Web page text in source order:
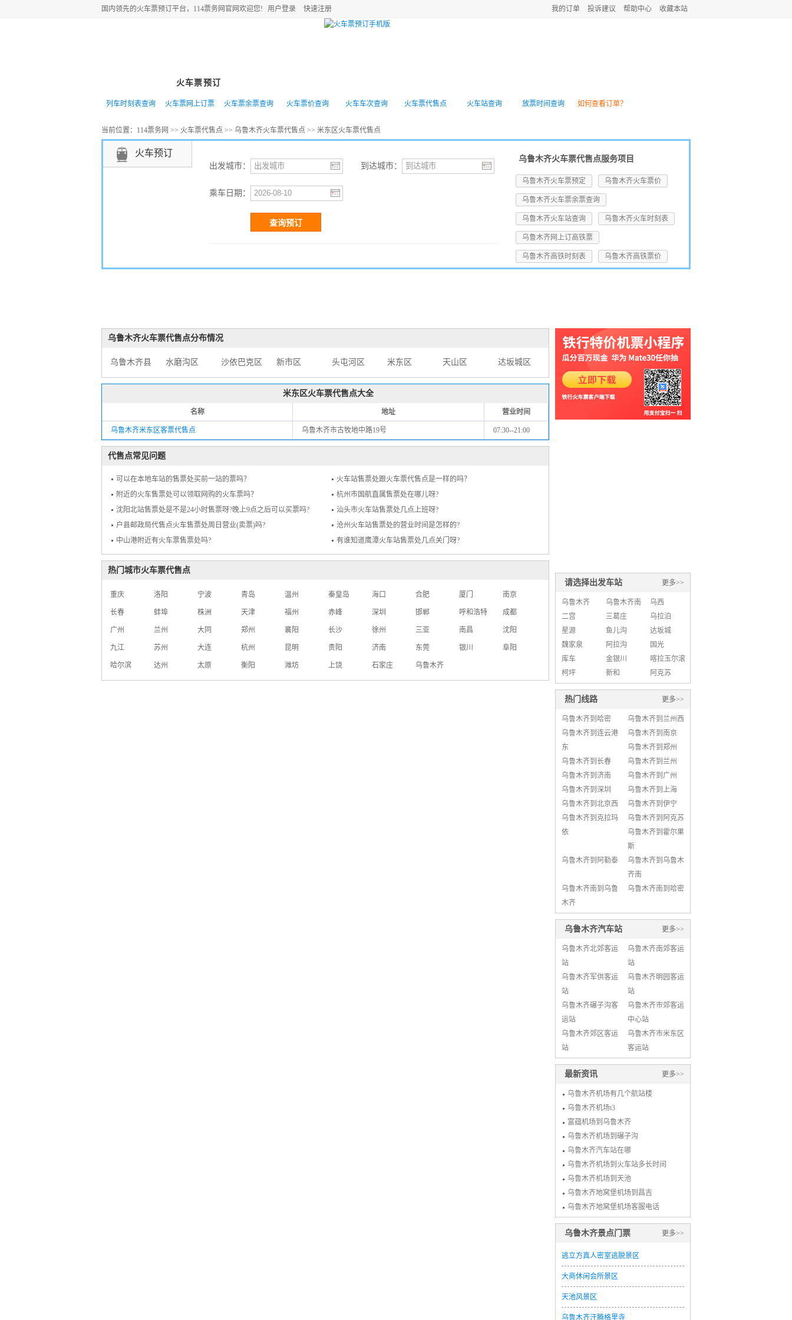
国内领先的火车票预订平台，114票务网官网欢迎您! 用户登录 快速注册 我的订单 投诉建议 帮助中心 收藏本站
火车票预订
列车时刻表查询 火车票网上订票 火车票余票查询 火车票价查询 火车车次查询 火车票代售点 火车站查询 放票时间查询 如何查看订单？
当前位置： 114票务网 >> 火车票代售点 >> 乌鲁木齐火车票代售点 >> 米东区火车票代售点
火车预订
出发城市： 到达城市：
乘车日期：
乌鲁木齐火车票代售点服务项目
乌鲁木齐火车票预定 乌鲁木齐火车票价
乌鲁木齐火车票余票查询
乌鲁木齐火车站查询 乌鲁木齐火车时刻表
乌鲁木齐网上订高铁票
乌鲁木齐高铁时刻表 乌鲁木齐高铁票价
乌鲁木齐火车票代售点分布情况
乌鲁木齐县 水磨沟区 沙依巴克区 新市区 头屯河区 米东区 天山区 达坂城区
米东区火车票代售点大全
名称 地址 营业时间
乌鲁木齐米东区客票代售点 乌鲁木齐市古牧地中路19号 07:30--21:00
代售点常见问题
可以在本地车站的售票处买前一站的票吗？
火车站售票处跟火车票代售点是一样的吗？
附近的火车售票处可以领取网购的火车票吗？
杭州市国航直属售票处在哪儿呀?
沈阳北站售票处是不是24小时售票呀?晚上9点之后可以买票吗?
汕头市火车站售票处几点上班呀?
户县邮政局代售点火车售票处周日营业(卖票)吗?
沧州火车站售票处的营业时间是怎样的?
中山港附近有火车票售票处吗?
有谁知道鹰潭火车站售票处几点关门呀?
热门城市火车票代售点
重庆 洛阳 宁波 青岛 温州 秦皇岛 海口 合肥 厦门 南京
长春 蚌埠 株洲 天津 福州 赤峰 深圳 邯郸 呼和浩特 成都
广州 兰州 大同 郑州 襄阳 长沙 徐州 三亚 南昌 沈阳
九江 苏州 大连 杭州 昆明 贵阳 济南 东莞 银川 阜阳
哈尔滨 达州 太原 衡阳 潍坊 上饶 石家庄 乌鲁木齐
更多>>
请选择出发车站
乌鲁木齐 乌鲁木齐南
乌西
二宫
三葛庄
乌拉泊
星源
鱼儿沟
达坂城
魏家泉
阿拉沟
国光
库车
金银川
喀拉玉尔滚
柯坪
新和 阿克苏
更多>>
热门线路
乌鲁木齐到哈密
乌鲁木齐到兰州西
乌鲁木齐到连云港
东
乌鲁木齐到南京
乌鲁木齐到郑州
乌鲁木齐到长春
乌鲁木齐到兰州
乌鲁木齐到济南
乌鲁木齐到广州
乌鲁木齐到深圳
乌鲁木齐到上海
乌鲁木齐到北京西
乌鲁木齐到伊宁
乌鲁木齐到克拉玛
依
乌鲁木齐到阿克苏
乌鲁木齐到霍尔果
斯
乌鲁木齐到阿勒泰
乌鲁木齐到乌鲁木
齐南
乌鲁木齐南到乌鲁
木齐
乌鲁木齐南到哈密
更多>>
乌鲁木齐汽车站
乌鲁木齐北郊客运
站
乌鲁木齐南郊客运
站
乌鲁木齐军供客运
站
乌鲁木齐明园客运
站
乌鲁木齐碾子沟客
运站
乌鲁木齐市郊客运
中心站
乌鲁木齐郊区客运
站
乌鲁木齐市米东区
客运站
更多>>
最新资讯
乌鲁木齐机场有几个航站楼
乌鲁木齐机场t3
富蕴机场到乌鲁木齐
乌鲁木齐机场到碾子沟
乌鲁木齐汽车站在哪
乌鲁木齐机场到火车站多长时间
乌鲁木齐机场到天池
乌鲁木齐地窝堡机场到昌吉
乌鲁木齐地窝堡机场客服电话
更多>>
乌鲁木齐景点门票
逃立方真人密室逃脱景区
大商休闲会所景区
天池风景区
乌鲁木齐汗腾格里寺